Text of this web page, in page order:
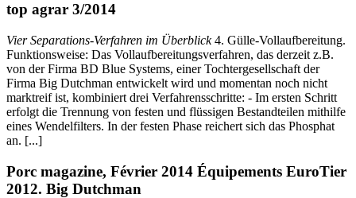
top agrar 3/2014
Vier Separations-Verfahren im Überblick4. Gülle-Vollaufbereitung.
Funktionsweise: Das Vollaufbereitungsverfahren, das derzeit z.B.
von der Firma BD Blue Systems, einer Tochtergesellschaft der
Firma Big Dutchman entwickelt wird und momentan noch nicht
marktreif ist, kombiniert drei Verfahrensschritte: - Im ersten Schritt
erfolgt die Trennung von festen und flüssigen Bestandteilen mithilfe
eines Wendelfilters. In der festen Phase reichert sich das Phosphat
an. [...]
Porc magazine, Février 2014 Équipements EuroTier
2012. Big Dutchman